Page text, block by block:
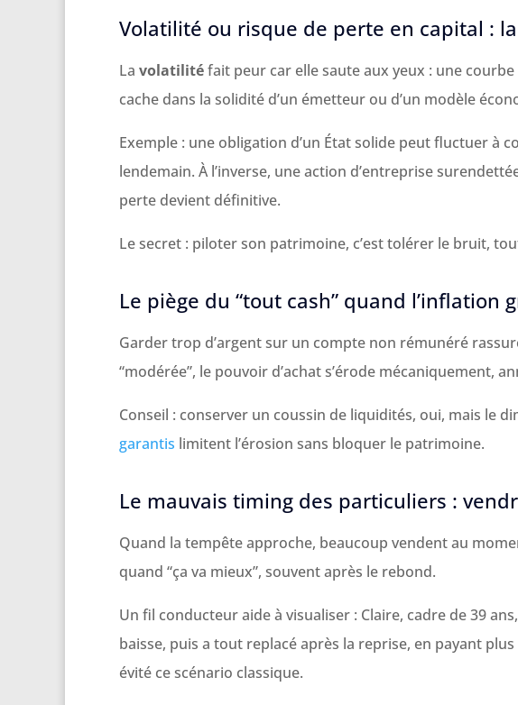
Volatilité ou risque de perte en capital :
La volatilitéfait peur car elle saute aux yeux : une
cache dans la solidité d’un émetteur ou d’un modèle
Exemple : une obligation d’un État solide peut fluctuer à
lendemain. À l’inverse, une action d’entreprise
perte devient définitive.
Le secret : piloter son patrimoine, c’est tolérer le bruit,
Le piège du “tout cash” quand l’inflation
Garder trop d’argent sur un compte non rémunéré
“modérée”, le pouvoir d’achat s’érode mécaniquement,
Conseil : conserver un coussin de liquidités, oui, mais le
garantis limitent l’érosion sans bloquer le patrimoine.
Le mauvais timing des particuliers :
Quand la tempête approche, beaucoup vendent au
quand “ça va mieux”, souvent après le rebond.
Un fil conducteur aide à visualiser : Claire, cadre de 39
baisse, puis a tout replacé après la reprise, en payant
évité ce scénario classique.